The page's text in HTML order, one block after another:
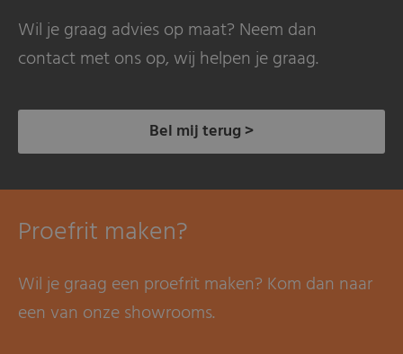
Wil je graag advies op maat? Neem dan
contact met ons op, wij helpen je graag.
Bel mij terug >
Proefrit maken?
Wil je graag een proefrit maken? Kom dan naar
een van onze showrooms.